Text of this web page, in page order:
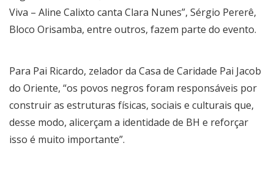
Viva – Aline Calixto canta Clara Nunes”, Sérgio Pererê,
Bloco Orisamba, entre outros, fazem parte do evento.
Para Pai Ricardo, zelador da Casa de Caridade Pai Jacob
do Oriente, “os povos negros foram responsáveis por
construir as estruturas físicas, sociais e culturais que,
desse modo, alicerçam a identidade de BH e reforçar
isso é muito importante”.